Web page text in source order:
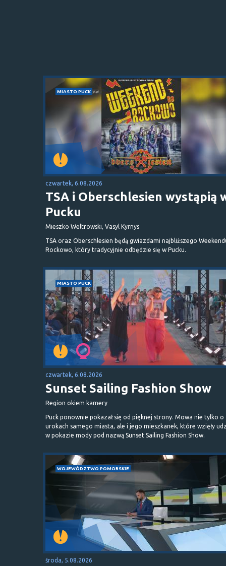
MIASTO PUCK
czwartek, 6.08.2026
TSA i Oberschlesien wystąpią
Pucku
Mieszko Weltrowski, Vasyl Kyrnys
TSA oraz Oberschlesien będą gwiazdami najbliższego
Rockowo, który tradycyjnie odbędzie się w Pucku.
MIASTO PUCK
czwartek, 6.08.2026
Sunset Sailing Fashion Show
Region okiem kamery
Puck ponownie pokazał się od pięknej strony. Mowa nie tylko o
urokach samego miasta, ale i jego mieszkanek, które wzięły
w pokazie mody pod nazwą Sunset Sailing Fashion Show.
WOJEWÓDZTWO POMORSKIE
środa, 5.08.2026